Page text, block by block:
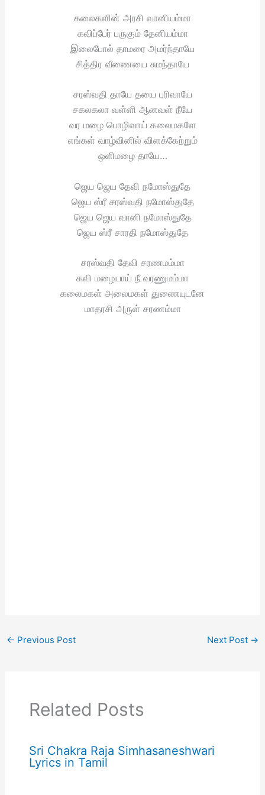
கலைகளின் அரசி வானியம்மா
கவிப்பேர் பருகும் தேனியம்மா
இலைபோல் தாமரை அமர்ந்தாயே
சித்திர வீணையை சுமந்தாயே
சரஸ்வதி தாயே தயை புரிவாயே
சகலகலா வள்ளி ஆனவள் நீயே
வர மழை பொழிவாய் கலைமகளே
எங்கள் வாழ்வினில் விளக்கேற்றும்
ஒளிமழை தாயே…
ஜெய ஜெய தேவி நமோஸ்துதே
ஜெய ஸ்ரீ சரஸ்வதி நமோஸ்துதே
ஜெய ஜெய வானி நமோஸ்துதே
ஜெய ஸ்ரீ சாரதி நமோஸ்துதே
சரஸ்வதி தேவி சரணமம்மா
கவி மழையாய் நீ வரணுமம்மா
கலைமகள் அலைமகள் துணையுடனே
மாதரசி அருள் சரணம்மா
← Previous Post Next Post →
Related Posts
Sri Chakra Raja Simhasaneshwari
Lyrics in Tamil